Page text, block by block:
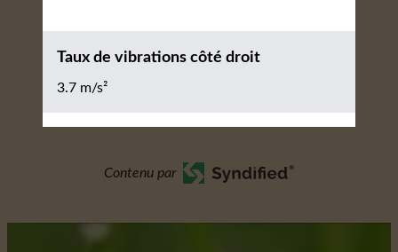
Taux de vibrations côté droit
3.7 m/s²
Contenu par